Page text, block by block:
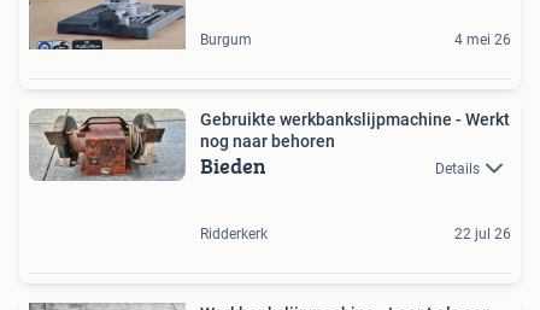
Burgum 4 mei 26
Gebruikte werkbankslijpmachine - Werkt
nog naar behoren
Bieden Details
Ridderkerk 22 jul 26